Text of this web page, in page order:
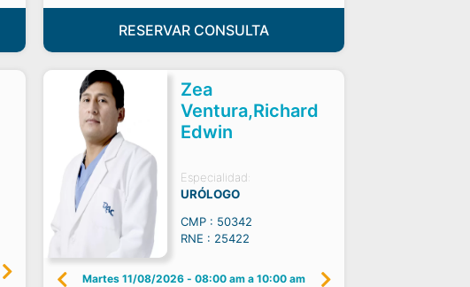
RESERVAR CONSULTA
Zea
Ventura,Richard
Edwin
Especialidad:
URÓLOGO
CMP : 50342
RNE : 25422
Martes 11/08/2026 - 08:00 am a 10:00 am